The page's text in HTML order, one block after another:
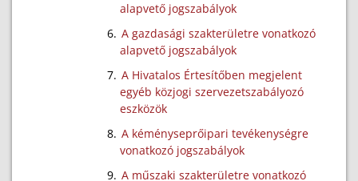
alapvető jogszabályok
A gazdasági szakterületre vonatkozó
alapvető jogszabályok
A Hivatalos Értesítőben megjelent
egyéb közjogi szervezetszabályozó
eszközök
A kéményseprőipari tevékenységre
vonatkozó jogszabályok
A műszaki szakterületre vonatkozó